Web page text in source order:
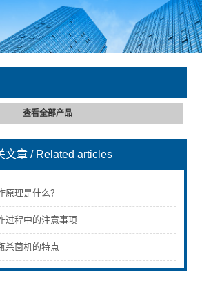
公司
查看全部产品
文章 / Related articles
原理是什么？
过程中的注意事项
杀菌机的特点